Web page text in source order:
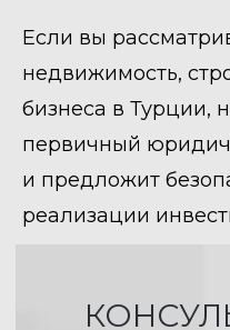
Если вы
недвижимость,
бизнеса в Турции,
первичный
и предложит
реализации